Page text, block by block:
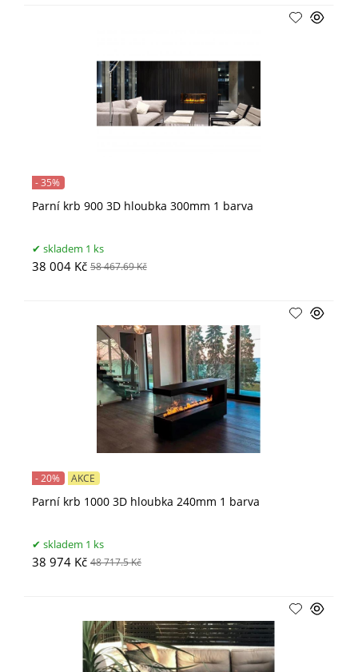
Parní krb 900 3D hloubka 300mm 1 barva
- 35%
skladem 1 ks
38 004 Kč 58 467.69 Kč
Parní krb 1000 3D hloubka 240mm 1 barva
- 20% AKCE
skladem 1 ks
38 974 Kč 48 717.5 Kč